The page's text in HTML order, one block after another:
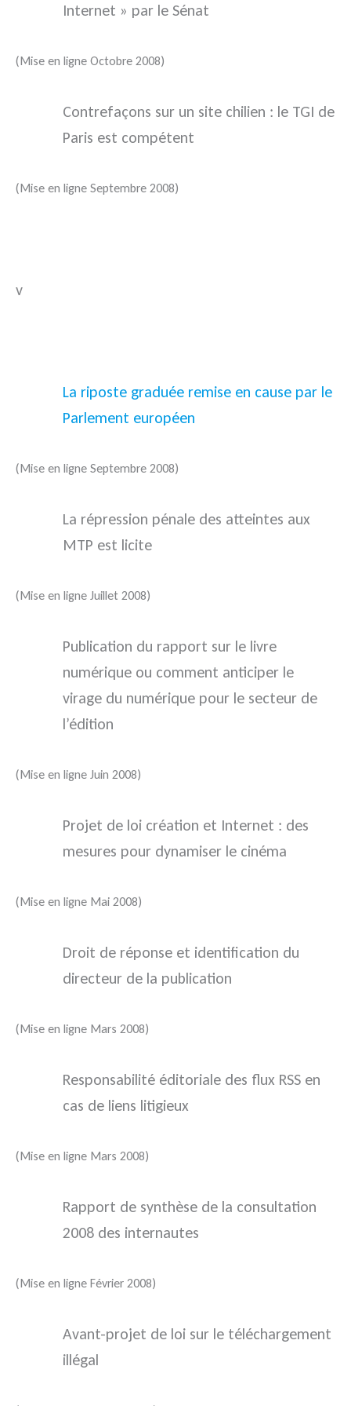
Internet » par le Sénat
(Mise en ligne Octobre 2008)
Contrefaçons sur un site chilien : le TGI de
Paris est compétent
(Mise en ligne Septembre 2008)
v
La riposte graduée remise en cause par le
Parlement européen
(Mise en ligne Septembre 2008)
La répression pénale des atteintes aux
MTP est licite
(Mise en ligne Juillet 2008)
Publication du rapport sur le livre
numérique ou comment anticiper le
virage du numérique pour le secteur de
l’édition
(Mise en ligne Juin 2008)
Projet de loi création et Internet : des
mesures pour dynamiser le cinéma
(Mise en ligne Mai 2008)
Droit de réponse et identification du
directeur de la publication
(Mise en ligne Mars 2008)
Responsabilité éditoriale des flux RSS en
cas de liens litigieux
(Mise en ligne Mars 2008)
Rapport de synthèse de la consultation
2008 des internautes
(Mise en ligne Février 2008)
Avant-projet de loi sur le téléchargement
illégal